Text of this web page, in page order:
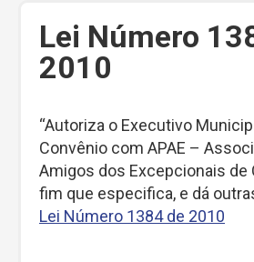
Lei Número
2010
“Autoriza o Executivo
Convênio com APAE –
Amigos dos Excepcionais de
fim que especifica, e dá
Lei Número 1384 de 2010